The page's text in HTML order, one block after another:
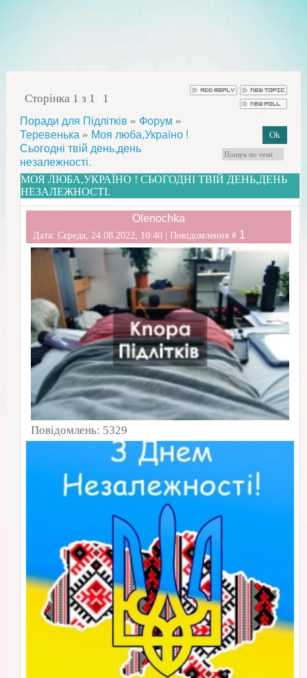
Сторінка 1 з 1 1
Поради для Підлітків » Форум »
Теревенька » Моя люба,Україно !
Сьогодні твій день,день
незалежності.
МОЯ ЛЮБА,УКРАЇНО ! СЬОГОДНІ ТВІЙ ДЕНЬ,ДЕНЬ
НЕЗАЛЕЖНОСТІ.
Olenochka
Дата: Середа, 24.08.2022, 10:40 | Повідомлення # 1
Повідомлень: 5329